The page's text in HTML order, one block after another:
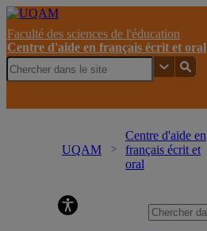
Faculté des sciences de l'éducation
Centre d'aide en français écrit et oral
UQAM
Centre d'aide en
français écrit et
oral